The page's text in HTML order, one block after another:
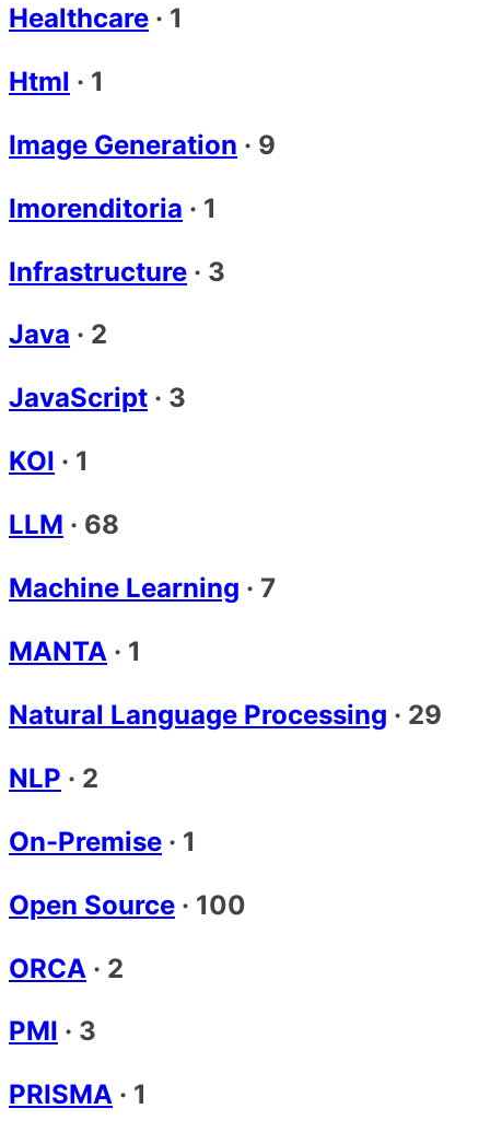
Healthcare · 1
Html · 1
Image Generation · 9
Imorenditoria · 1
Infrastructure · 3
Java · 2
JavaScript · 3
KOI · 1
LLM · 68
Machine Learning · 7
MANTA · 1
Natural Language Processing · 29
NLP · 2
On-Premise · 1
Open Source · 100
ORCA · 2
PMI · 3
PRISMA · 1